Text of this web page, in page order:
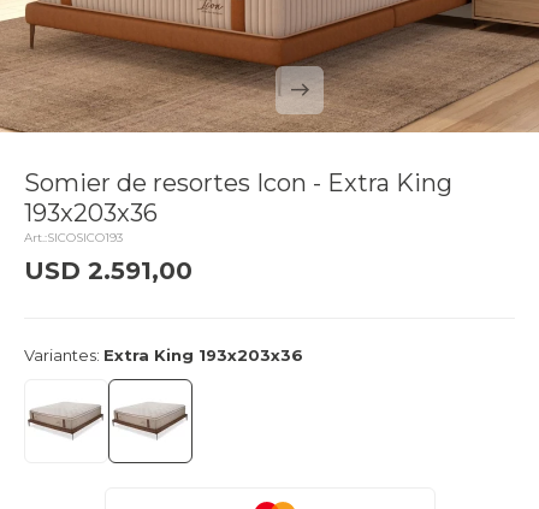
Somier de resortes Icon - Extra King
193x203x36
SICOSICO193
USD 2.591,00
Variantes: Extra King 193x203x36